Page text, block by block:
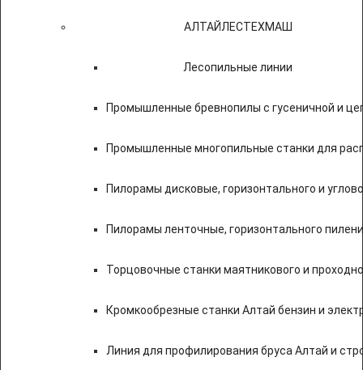
АЛТАЙЛЕСТЕХМАШ
Лесопильные линии
Промышленные бревнопилы с гусеничной и
Промышленные многопильные станки для
Пилорамы дисковые, горизонтального и
Пилорамы ленточные, горизонтального
Торцовочные станки маятникового и
Кромкообрезные станки Алтай бензин и
Линия для профилирования бруса Алтай и